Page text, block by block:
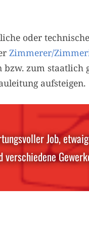
oder
Zimmerer/
zum staatlich
aufsteigen.
Job,